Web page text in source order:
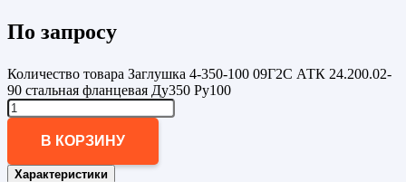
По запросу
Количество товара Заглушка 4-350-100 09Г2С АТК 24.200.02-
90 стальная фланцевая Ду350 Ру100
В КОРЗИНУ
Характеристики